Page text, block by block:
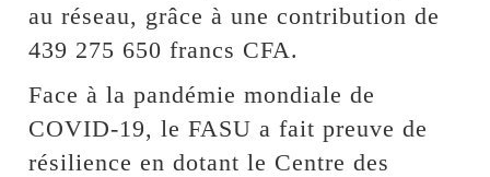
au réseau, grâce à une contribution de
439 275 650 francs CFA.
Face à la pandémie mondiale de
COVID-19, le FASU a fait preuve de
résilience en dotant le Centre des